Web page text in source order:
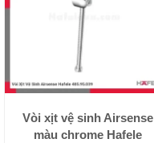
Vòi xịt vệ sinh Airsense
màu chrome Hafele